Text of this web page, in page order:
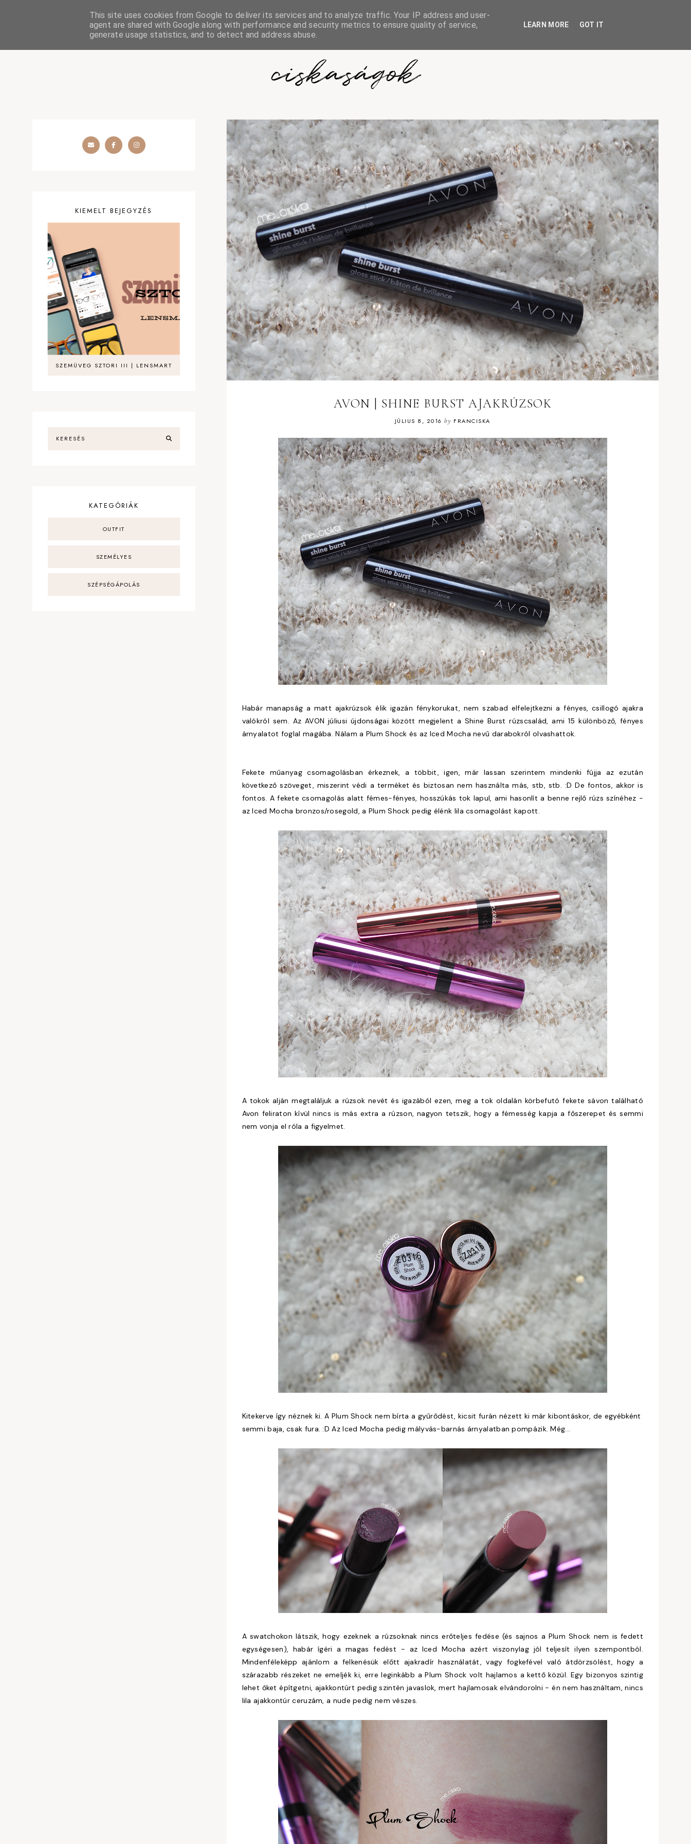
SZÉPSÉGÁPOLÁS OUTFIT SZEMÉLYES
ciskaságok
AVON | SHINE BURST AJAKRÚZSOK
JÚLIUS 8, 2016 by FRANCISKA
Habár manapság a matt ajakrúzsok élik igazán fénykorukat, nem szabad elfelejtkezni a fényes, csillogó ajakra
valókról sem. Az AVON júliusi újdonságai között megjelent a Shine Burst rúzscsalád, ami 15 különböző, fényes
árnyalatot foglal magába. Nálam a Plum Shock és az Iced Mocha nevű darabokról olvashattok.
Fekete műanyag csomagolásban érkeznek, a többit, igen, már lassan szerintem mindenki fújja az ezután
következő szöveget, miszerint védi a terméket és biztosan nem használta más, stb, stb. :D De fontos, akkor is
fontos. A fekete csomagolás alatt fémes-fényes, hosszúkás tok lapul, ami hasonlít a benne rejlő rúzs színéhez -
az Iced Mocha bronzos/rosegold, a Plum Shock pedig élénk lila csomagolást kapott.
A tokok alján megtaláljuk a rúzsok nevét és igazából ezen, meg a tok oldalán körbefutó fekete sávon található
Avon feliraton kívül nincs is más extra a rúzson, nagyon tetszik, hogy a fémesség kapja a főszerepet és semmi
nem vonja el róla a figyelmet.
Kitekerve így néznek ki. A Plum Shock nem bírta a gyűrődést, kicsit furán nézett ki már kibontáskor, de egyébként
semmi baja, csak fura. :D Az Iced Mocha pedig mályvás-barnás árnyalatban pompázik. Még...
A swatchokon látszik, hogy ezeknek a rúzsoknak nincs erőteljes fedése (és sajnos a Plum Shock nem is fedett
egységesen), habár ígéri a magas fedést - az Iced Mocha azért viszonylag jól teljesít ilyen szempontból.
Mindenféleképp ajánlom a felkenésük előtt ajakradír használatát, vagy fogkefével való átdörzsölést, hogy a
szárazabb részeket ne emeljék ki, erre leginkább a Plum Shock volt hajlamos a kettő közül. Egy bizonyos szintig
lehet őket építgetni, ajakkontúrt pedig szintén javaslok, mert hajlamosak elvándorolni - én nem használtam, nincs
lila ajakkontúr ceruzám, a nude pedig nem vészes.
KIEMELT BEJEGYZÉS
SZEMÜVEG SZTORI III | LENSMART
KATEGÓRIÁK
OUTFIT
SZEMÉLYES
SZÉPSÉGÁPOLÁS
This site uses cookies from Google to deliver its services and to analyze traffic. Your IP address and user-
agent are shared with Google along with performance and security metrics to ensure quality of service,
generate usage statistics, and to detect and address abuse.
LEARN MORE GOT IT